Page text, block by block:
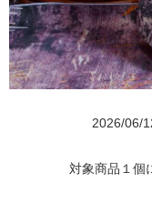
2026/06/
対象商品１個